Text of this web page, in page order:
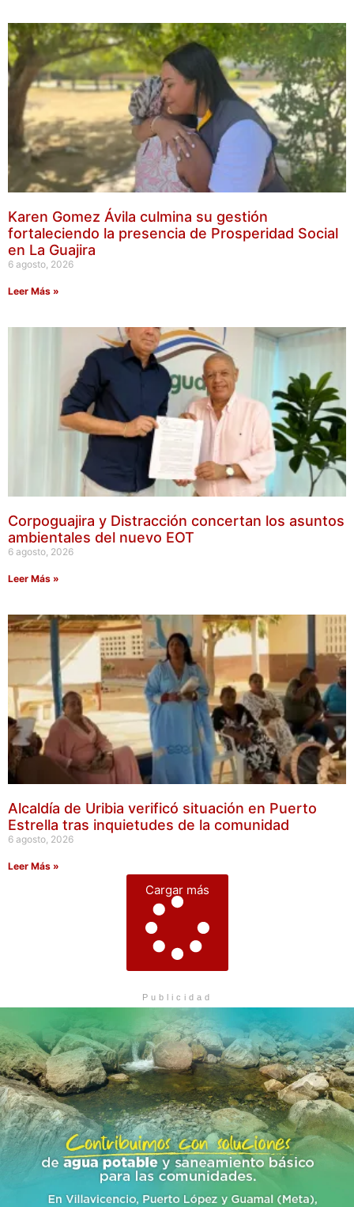
Karen Gomez Ávila culmina su gestión
fortaleciendo la presencia de Prosperidad Social
en La Guajira
6 agosto, 2026
Leer Más »
Corpoguajira y Distracción concertan los asuntos
ambientales del nuevo EOT
6 agosto, 2026
Leer Más »
Alcaldía de Uribia verificó situación en Puerto
Estrella tras inquietudes de la comunidad
6 agosto, 2026
Leer Más »
Cargar más
Publicidad